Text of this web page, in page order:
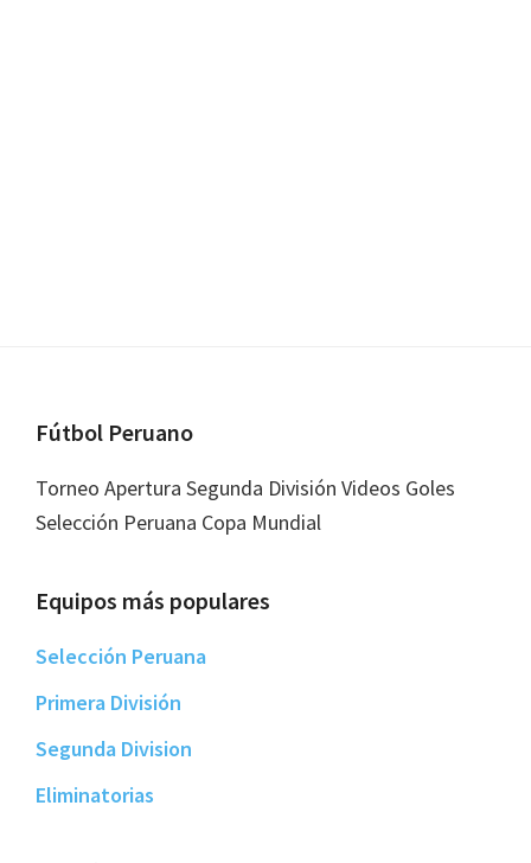
Footer
Fútbol Peruano
Torneo Apertura Segunda División Videos Goles
Selección Peruana Copa Mundial
Equipos más populares
Selección Peruana
Primera División
Segunda Division
Eliminatorias